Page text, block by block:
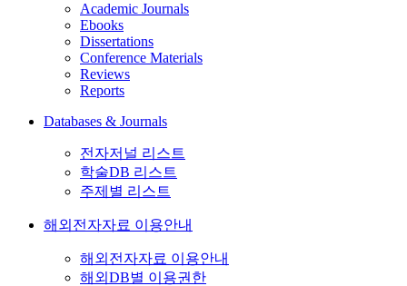
Academic Journals
Ebooks
Dissertations
Conference Materials
Reviews
Reports
Databases & Journals
전자저널 리스트
학술DB 리스트
주제별 리스트
해외전자자료 이용안내
해외전자자료 이용안내
해외DB별 이용권한